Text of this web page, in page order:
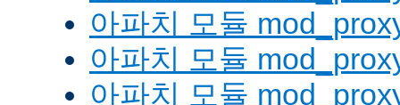
아파치 모듈
아파치 모듈
아파치 모듈